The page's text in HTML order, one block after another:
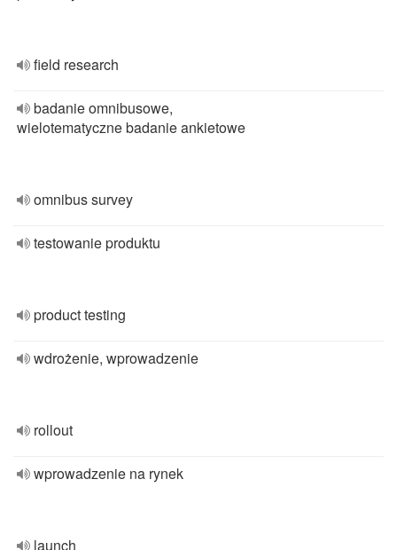
field research
badanie omnibusowe,
wielotematyczne badanie ankietowe
omnibus survey
testowanie produktu
product testing
wdrożenie, wprowadzenie
rollout
wprowadzenie na rynek
launch